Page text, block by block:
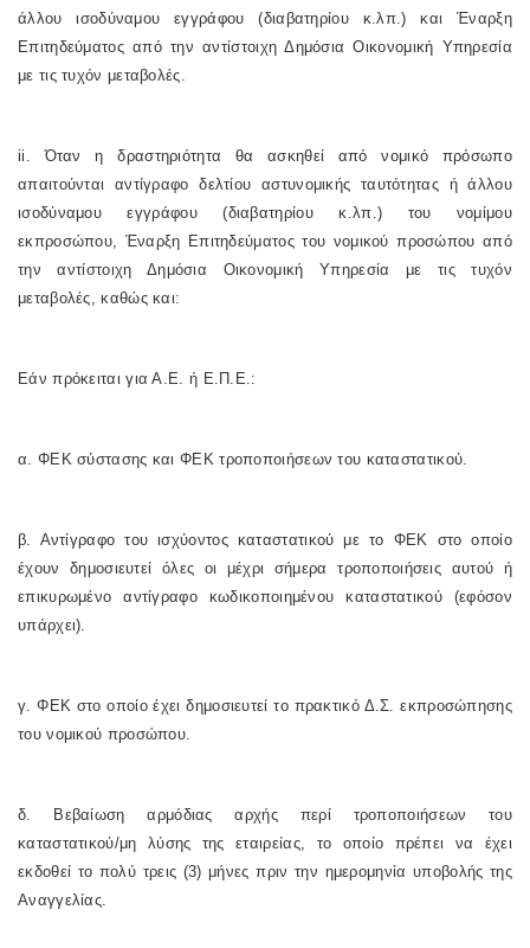
άλλου ισοδύναμου εγγράφου (διαβατηρίου κ.λπ.) και Έναρξη
Επιτηδεύματος από την αντίστοιχη Δημόσια Οικονομική Υπηρεσία
με τις τυχόν μεταβολές.
ii. Όταν η δραστηριότητα θα ασκηθεί από νομικό πρόσωπο
απαιτούνται αντίγραφο δελτίου αστυνομικής ταυτότητας ή άλλου
ισοδύναμου εγγράφου (διαβατηρίου κ.λπ.) του νομίμου
εκπροσώπου, Έναρξη Επιτηδεύματος του νομικού προσώπου από
την αντίστοιχη Δημόσια Οικονομική Υπηρεσία με τις τυχόν
μεταβολές, καθώς και:
Εάν πρόκειται για Α.Ε. ή Ε.Π.Ε.:
α. ΦΕΚ σύστασης και ΦΕΚ τροποποιήσεων του καταστατικού.
β. Αντίγραφο του ισχύοντος καταστατικού με το ΦΕΚ στο οποίο
έχουν δημοσιευτεί όλες οι μέχρι σήμερα τροποποιήσεις αυτού ή
επικυρωμένο αντίγραφο κωδικοποιημένου καταστατικού (εφόσον
υπάρχει).
γ. ΦΕΚ στο οποίο έχει δημοσιευτεί το πρακτικό Δ.Σ. εκπροσώπησης
του νομικού προσώπου.
δ. Βεβαίωση αρμόδιας αρχής περί τροποποιήσεων του
καταστατικού/μη λύσης της εταιρείας, το οποίο πρέπει να έχει
εκδοθεί το πολύ τρεις (3) μήνες πριν την ημερομηνία υποβολής της
Αναγγελίας.